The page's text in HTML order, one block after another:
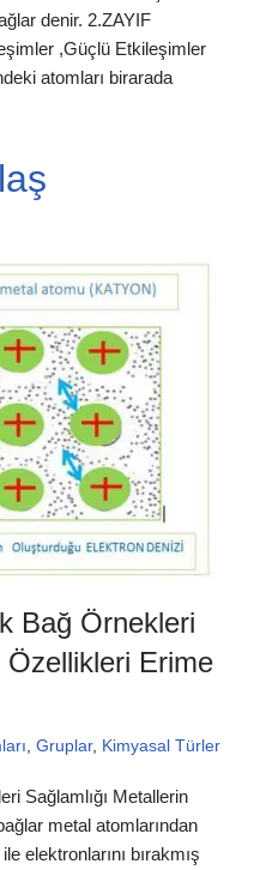
denir. 2.ZAYIF
,Güçlü Etkileşimler
atomları birarada
Bağ Örnekleri
Özellikleri Erime
Gruplar, Kimyasal Türler
Sağlamlığı Metallerin
metal atomlarından
elektronlarını bırakmış